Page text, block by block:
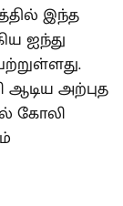
இந்த
ஐந்து
ஆடிய அற்புத
கோலி